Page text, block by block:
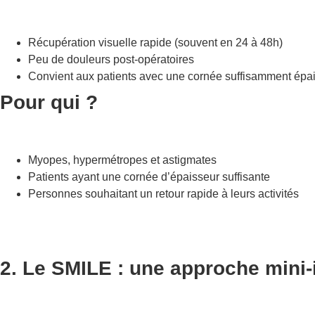
Récupération visuelle rapide (souvent en 24 à 48h)
Peu de douleurs post-opératoires
Convient aux patients avec une cornée suffisamment
Pour qui ?
Myopes, hypermétropes et astigmates
Patients ayant une cornée d’épaisseur suffisante
Personnes souhaitant un retour rapide à leurs activités
2. Le SMILE : une approche